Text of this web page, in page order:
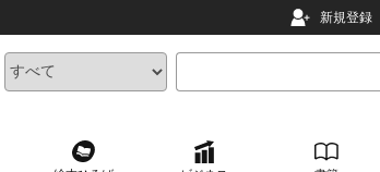
新規登録